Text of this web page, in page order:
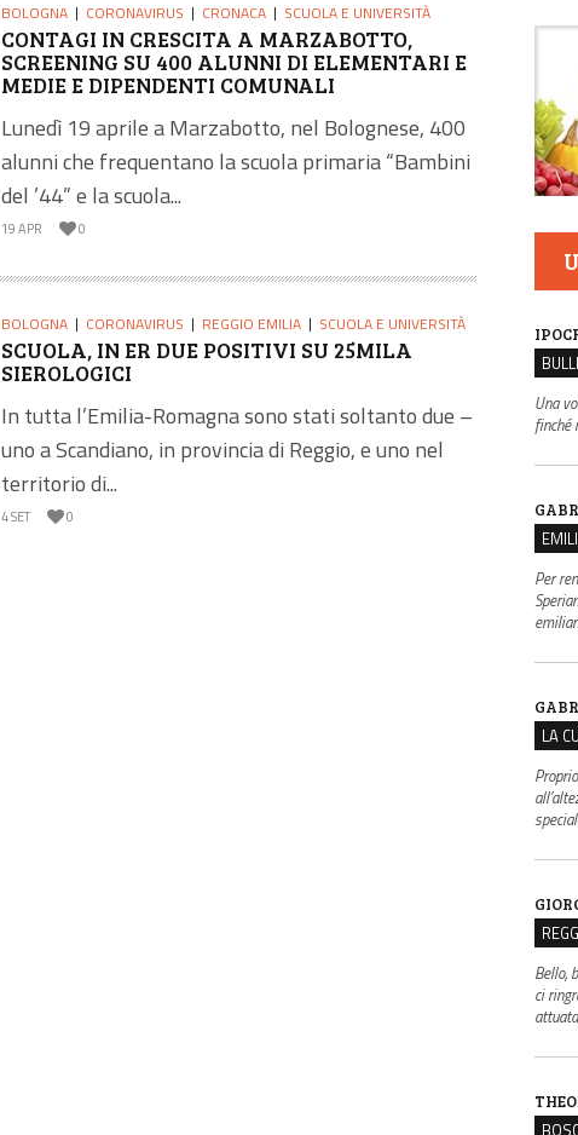
BOLOGNA CORONAVIRUS CRONACA SCUOLA E UNIVERSITÀ
CONTAGI IN CRESCITA A MARZABOTTO,
SCREENING SU 400 ALUNNI DI ELEMENTARI E
MEDIE E DIPENDENTI COMUNALI
Lunedì 19 aprile a Marzabotto, nel Bolognese, 400
alunni che frequentano la scuola primaria “Bambini
del ’44” e la scuola...
19 APR 0
BOLOGNA CORONAVIRUS REGGIO EMILIA SCUOLA E UNIVERSITÀ
SCUOLA, IN ER DUE POSITIVI SU 25MILA
SIEROLOGICI
In tutta l’Emilia-Romagna sono stati soltanto due –
uno a Scandiano, in provincia di Reggio, e uno nel
territorio di...
4 SET 0
Una
finché
Per
LA
Bello,
ci